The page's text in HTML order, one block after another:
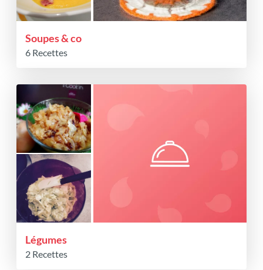
Soupes & co
6 Recettes
Légumes
2 Recettes